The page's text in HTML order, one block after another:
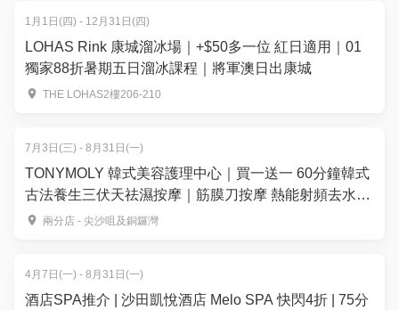
1月1日(四) - 12月31日(四)
LOHAS Rink 康城溜冰場｜+$50多一位 紅日適用｜01
獨家88折暑期五日溜冰課程｜將軍澳日出康城
THE LOHAS2樓206-210
7月3日(三) - 8月31日(一)
TONYMOLY 韓式美容護理中心｜買一送一 60分鐘韓式
古法養生三伏天祛濕按摩｜筋膜刀按摩 熱能射頻去水腫
古法養生護理 | TONYBLACK 銅鑼灣・尖沙咀
兩分店 - 尖沙咀及銅鑼灣
4月7日(一) - 8月31日(一)
酒店SPA推介 | 沙田凱悅酒店 Melo SPA 快閃4折 | 75分